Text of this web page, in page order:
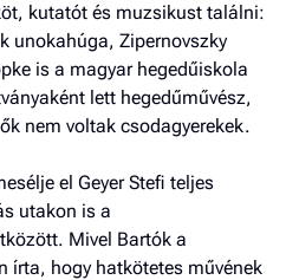
- heti
kutatót és muzsikust találni:
unokahúga, Zipernovszky
is a magyar hegedűiskola
lett hegedűművész,
nem voltak csodagyerekek.
el Geyer Stefi teljes
utakon is a
Mivel Bartók a
írta, hogy hatkötetes művének